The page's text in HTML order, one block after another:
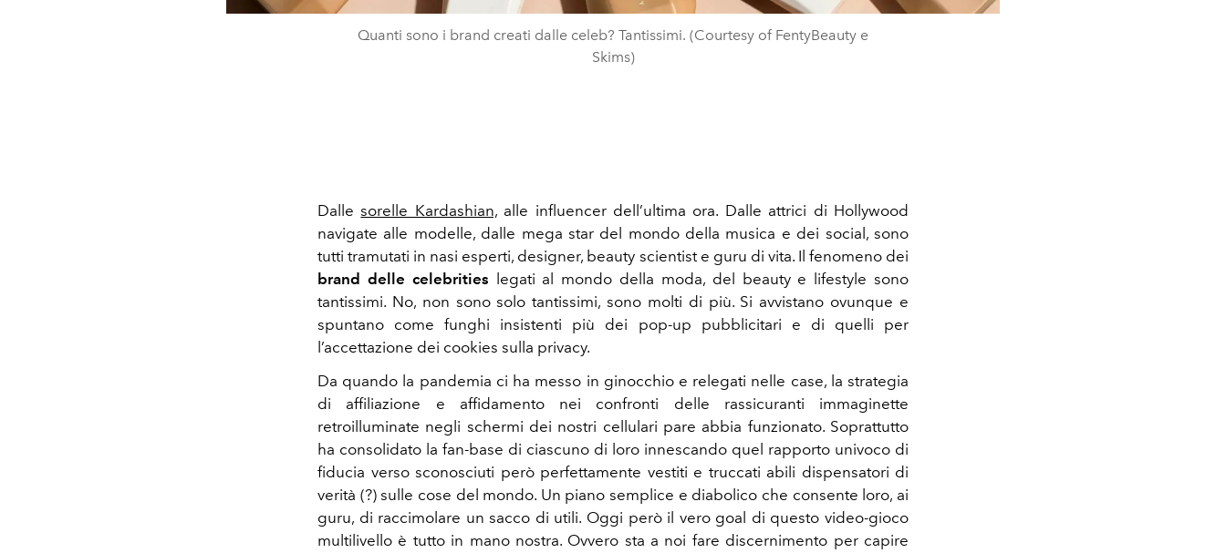
Quanti sono i brand creati dalle celeb? Tantissimi. (Courtesy of FentyBeauty e
Skims)
Dallesorelle Kardashian,alle influencer dell’ultima ora. Dalle attrici di Hollywood
navigate alle modelle, dalle mega star del mondo della musica e dei social, sono
tutti tramutati in nasi esperti, designer, beauty scientist e guru di vita. Il fenomeno dei
brand delle celebrities
legati al mondo della moda, del beauty e lifestyle sono
tantissimi. No, non sono solo tantissimi, sono molti di più. Si avvistano ovunque e
spuntano come funghi insistenti più dei pop-up pubblicitari e di quelli per
l’accettazione dei cookies sulla privacy.
Da quando la pandemia ci ha messo in ginocchio e relegati nelle case, la strategia
di affiliazione e affidamento nei confronti delle rassicuranti immaginette
retroilluminate negli schermi dei nostri cellulari pare abbia funzionato. Soprattutto
ha consolidato la fan-base di ciascuno di loro innescando quel rapporto univoco di
fiducia verso sconosciuti però perfettamente vestiti e truccati abili dispensatori di
verità (?) sulle cose del mondo. Un piano semplice e diabolico che consente loro, ai
guru, di raccimolare un sacco di utili. Oggi però il vero goal di questo video-gioco
multilivello è tutto in mano nostra. Ovvero sta a noi fare discernimento per capire